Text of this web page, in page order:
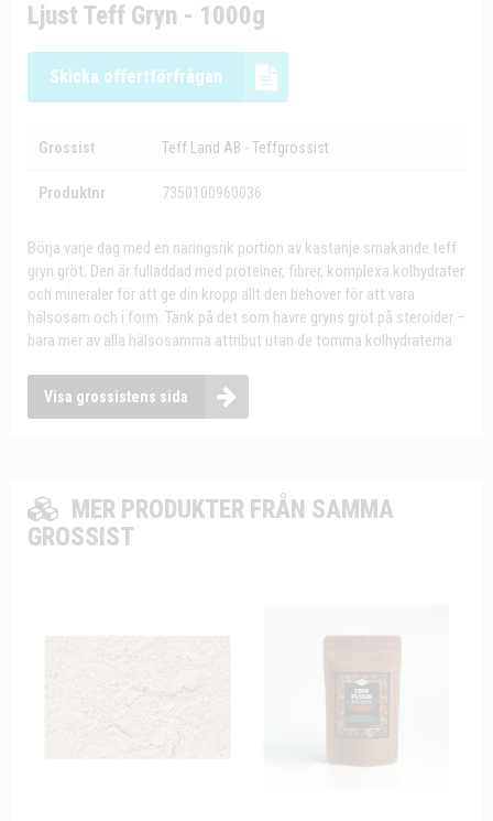
Ljust Teff Gryn - 1000g
Skicka offertförfrågan
Grossist Teff Land AB - Teffgrossist
Produktnr 7350100960036
Börja varje dag med en näringsrik portion av kastanje smakande teff
gryn gröt. Den är fulladdad med proteiner, fibrer, komplexa kolhydrater
och mineraler för att ge din kropp allt den behöver för att vara
hälsosam och i form. Tänk på det som havre gryns gröt på steroider –
bara mer av alla hälsosamma attribut utan de tomma kolhydraterna.
Visa grossistens sida
MER PRODUKTER FRÅN SAMMA
GROSSIST